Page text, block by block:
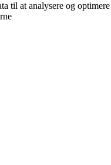
til at analysere og optimere